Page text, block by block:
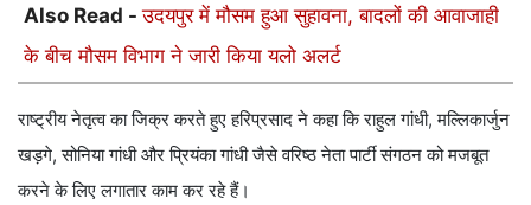
Also Read -उदयपुर में मौसम हुआ सुहावना, बादलों की आवाजाही
के बीच मौसम विभाग ने जारी किया यलो अलर्ट
राष्ट्रीय नेतृत्व का जिक्र करते हुए हरिप्रसाद ने कहा कि राहुल गांधी, मल्लिकार्जुन
खड़गे, सोनिया गांधी और प्रियंका गांधी जैसे वरिष्ठ नेता पार्टी संगठन को मजबूत
करने के लिए लगातार काम कर रहे हैं।